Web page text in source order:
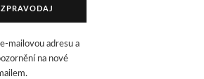
mailovou adresu a
na nové